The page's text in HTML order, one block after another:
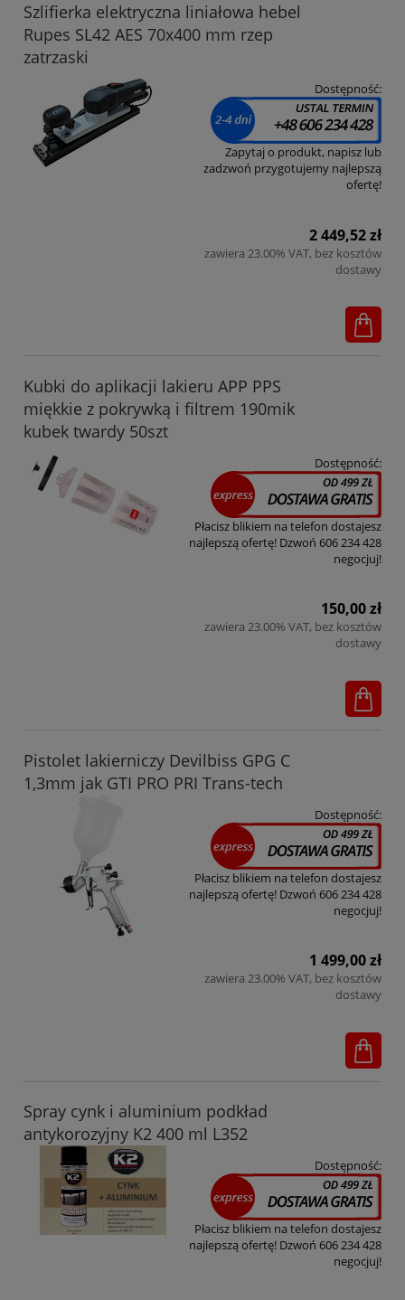
Szlifierka elektryczna liniałowa hebel
Rupes SL42 AES 70x400 mm rzep
zatrzaski
Dostępność:
Zapytaj o produkt, napisz lub
zadzwoń przygotujemy najlepszą
ofertę!
2 449,52 zł
zawiera 23.00% VAT, bez kosztów
dostawy
Kubki do aplikacji lakieru APP PPS
miękkie z pokrywką i filtrem 190mik
kubek twardy 50szt
Dostępność:
Płacisz blikiem na telefon dostajesz
najlepszą ofertę! Dzwoń 606 234 428
negocjuj!
150,00 zł
zawiera 23.00% VAT, bez kosztów
dostawy
Pistolet lakierniczy Devilbiss GPG C
1,3mm jak GTI PRO PRI Trans-tech
Dostępność:
Płacisz blikiem na telefon dostajesz
najlepszą ofertę! Dzwoń 606 234 428
negocjuj!
1 499,00 zł
zawiera 23.00% VAT, bez kosztów
dostawy
Spray cynk i aluminium podkład
antykorozyjny K2 400 ml L352
Dostępność:
Płacisz blikiem na telefon dostajesz
najlepszą ofertę! Dzwoń 606 234 428
negocjuj!